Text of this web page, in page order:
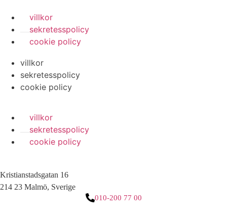
villkor
sekretesspolicy
cookie policy
villkor
sekretesspolicy
cookie policy
villkor
sekretesspolicy
cookie policy
Kristianstadsgatan 16
214 23 Malmö, Sverige
010-200 77 00